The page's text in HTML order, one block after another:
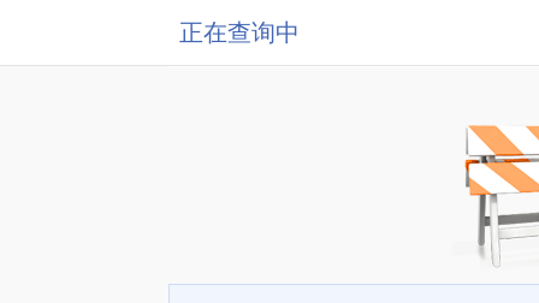
正在查询中